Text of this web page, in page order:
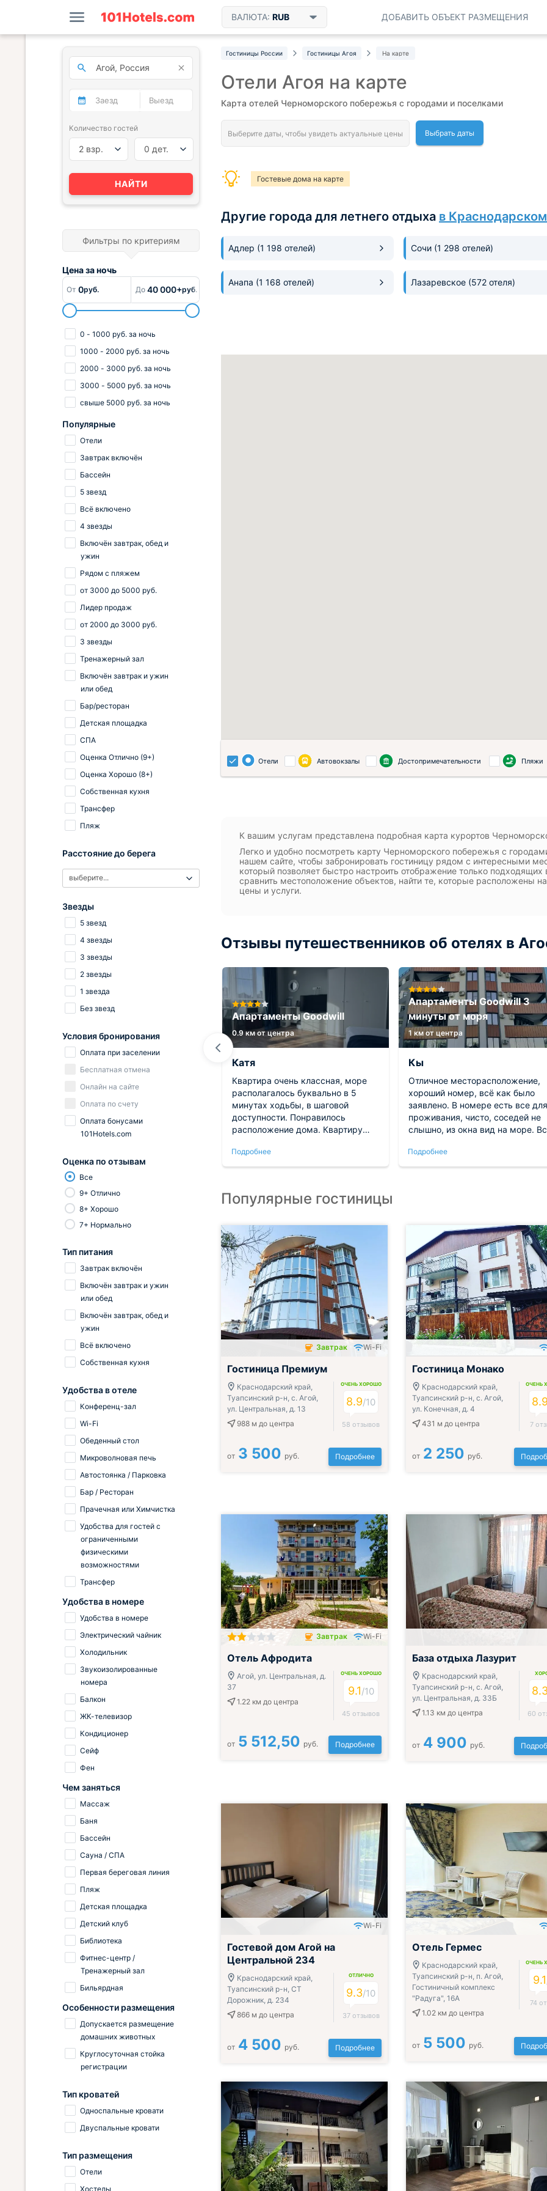
ВАЛЮТА: RUB ДОБАВИТЬ ОБЪЕКТ РАЗМЕЩЕНИЯ
Гостиницы России Гостиницы Агоя На карте
Отели Агоя на карте
Карта отелей Черноморского побережья с городами и поселками
Выбрать даты
Гостевые дома на карте
Другие города для летнего отдыха в
Адлер (1 198 отелей) Сочи (1 298 отелей)
Анапа (1 168 отелей) Лазаревское (572 отеля)
Отели Автовокзалы Достопримечательности Пляжи
К вашим услугам представлена подробная карта курортов
Легко и удобно посмотреть карту Черноморского побережья с
нашем сайте, чтобы забронировать гостиницу рядом с интересными
который позволяет быстро настроить отображение только
сравнить местоположение объектов, найти те, которые расположены
цены и услуги.
Отзывы путешественников об отелях в
Гостиница Монако
0.4 км от центра
чистотой и лаконичностью. Очень
удобное расположение — не на
первой линии, зато тишина и
свежий воздух. Во дворе можно
продукты всегда под рукой.
Парковка вместительная, не
приходилось искать место.
Отличный вариант для тех, кто не
любит суету.
Апартаменты Goodwill
0.9 км от центра
Катя
Квартира очень классная, море
располагалось буквально в 5
минутах ходьбы, в шаговой
доступности. Понравилось
расположение дома. Квартиру
прошло у нас просто, сложностей
не возникло. В общем приятно
Подробнее
Апартаменты Goodwill 3
минуты от моря
1 км от центра
Кы
Отличное месторасположение,
хороший номер, всё как было
заявлено. В номере есть все для
проживания, чисто, соседей не
слышно, из окна вид на море. Всё
столовая, рыночек, кафешки.
Пляж рядом, буквально 5 мин.
Подробнее
Популярные гостиницы
Завтрак Wi-Fi
Гостиница Премиум
Краснодарский край,
Туапсинский р-н, с. Агой,
ул. Центральная, д. 13
988 м до центра
ОЧЕНЬ ХОРОШО
8.9/10
58 отзывов
от 3 500 руб. Подробнее
Гостиница Монако
Краснодарский край,
Туапсинский р-н, с. Агой,
ул. Конечная, д. 4
431 м до центра
ОЧЕНЬ
8.9
7
от 2 250 руб.
Завтрак Wi-Fi
Отель Афродита
Агой, ул. Центральная, д.
37
1.22 км до центра
ОЧЕНЬ ХОРОШО
9.1/10
45 отзывов
от 5 512,50 руб. Подробнее
База отдыха Лазурит
Краснодарский край,
Туапсинский р-н, с. Агой,
ул. Центральная, д. 33Б
1.13 км до центра 60
от 4 900 руб.
Wi-Fi
Гостевой дом Агой на
Центральной 234
Краснодарский край,
Туапсинский р-н, СТ
Дорожник, д. 234
866 м до центра
ОТЛИЧНО
9.3/10
37 отзывов
от 4 500 руб. Подробнее
Отель Гермес
Краснодарский край,
Туапсинский р-н, п. Агой,
Гостиничный комплекс
"Радуга", 16А
1.02 км до центра
ОЧЕНЬ
9.1
74
от 5 500 руб.
Количество гостей
2 взр. 0 дет.
НАЙТИ
Фильтры по критериям
Цена заночь
От 0руб. До 40 000+руб.
0 - 1000 руб. за ночь
1000 - 2000 руб. за ночь
2000 - 3000 руб. за ночь
3000 - 5000 руб. за ночь
свыше 5000 руб. за ночь
Популярные
Отели
Завтрак включён
Бассейн
5 звезд
Всё включено
4 звезды
Включён завтрак, обед и
ужин
Рядом с пляжем
от 3000 до 5000 руб.
Лидер продаж
от 2000 до 3000 руб.
3 звезды
Тренажерный зал
Включён завтрак и ужин
или обед
Бар/ресторан
Детская площадка
СПА
Оценка Отлично (9+)
Оценка Хорошо (8+)
Собственная кухня
Трансфер
Пляж
Расстояние до берега
выберите...
Звезды
5 звезд
4 звезды
3 звезды
2 звезды
1 звезда
Без звезд
Условия бронирования
Оплата при заселении
Бесплатная отмена
Онлайн на сайте
Оплата по счету
Оплата бонусами
101Hotels.com
Оценка по отзывам
Все
9+ Отлично
8+ Хорошо
7+ Нормально
Тип питания
Завтрак включён
Включён завтрак и ужин
или обед
Включён завтрак, обед и
ужин
Всё включено
Собственная кухня
Удобства в отеле
Конференц-зал
Wi-Fi
Обеденный стол
Микроволновая печь
Автостоянка / Парковка
Бар / Ресторан
Прачечная или Химчистка
Удобства для гостей с
ограниченными
физическими
возможностями
Трансфер
Удобства в номере
Удобства в номере
Электрический чайник
Холодильник
Звукоизолированные
номера
Балкон
ЖК-телевизор
Кондиционер
Сейф
Фен
Чем заняться
Массаж
Баня
Бассейн
Сауна / СПА
Первая береговая линия
Пляж
Детская площадка
Детский клуб
Библиотека
Фитнес-центр /
Тренажерный зал
Бильярдная
Особенности размещения
Допускается размещение
домашних животных
Круглосуточная стойка
регистрации
Тип кроватей
Односпальные кровати
Двуспальные кровати
Тип размещения
Отели
Хостелы